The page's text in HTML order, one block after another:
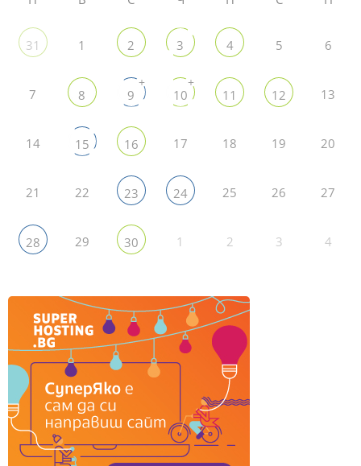
31 1 2 3 4 5 6
7 8 9
+
10
+
11 12 13
14 15 16 17 18 19 20
21 22 23 24 25 26 27
28 29 30 1 2 3 4